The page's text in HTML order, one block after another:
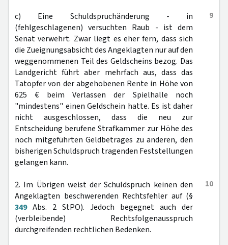
9
c) Eine Schuldspruchänderung - in
(fehlgeschlagenen) versuchten Raub - ist dem
Senat verwehrt. Zwar liegt es eher fern, dass sich
die Zueignungsabsicht des Angeklagten nur auf den
weggenommenen Teil des Geldscheins bezog. Das
Landgericht führt aber mehrfach aus, dass das
Tatopfer von der abgehobenen Rente in Höhe von
625 € beim Verlassen der Spielhalle noch
"mindestens" einen Geldschein hatte. Es ist daher
nicht ausgeschlossen, dass die neu zur
Entscheidung berufene Strafkammer zur Höhe des
noch mitgeführten Geldbetrages zu anderen, den
bisherigen Schuldspruch tragenden Feststellungen
gelangen kann.
10
2. Im Übrigen weist der Schuldspruch keinen den
Angeklagten beschwerenden Rechtsfehler auf (§
349Abs. 2 StPO). Jedoch begegnet auch der
(verbleibende) Rechtsfolgenausspruch
durchgreifenden rechtlichen Bedenken.